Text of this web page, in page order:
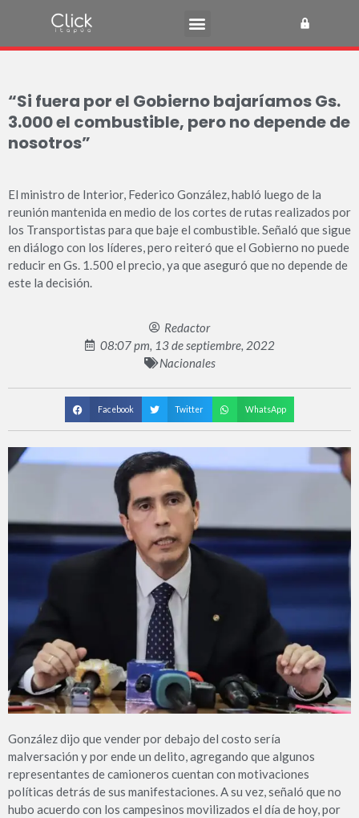
“Si fuera por el Gobierno bajaríamos Gs.
3.000 el combustible, pero no depende de
nosotros”
El ministro de Interior, Federico González, habló luego de la
reunión mantenida en medio de los cortes de rutas realizados por
los Transportistas para que baje el combustible. Señaló que sigue
en diálogo con los líderes, pero reiteró que el Gobierno no puede
reducir en Gs. 1.500 el precio, ya que aseguró que no depende de
este la decisión.
Redactor
08:07 pm, 13 de septiembre, 2022
Nacionales
Facebook Twitter WhatsApp
González dijo que vender por debajo del costo sería
malversación y por ende un delito, agregando que algunos
representantes de camioneros cuentan con motivaciones
políticas detrás de sus manifestaciones. A su vez, señaló que no
hubo acuerdo con los campesinos movilizados el día de hoy, por